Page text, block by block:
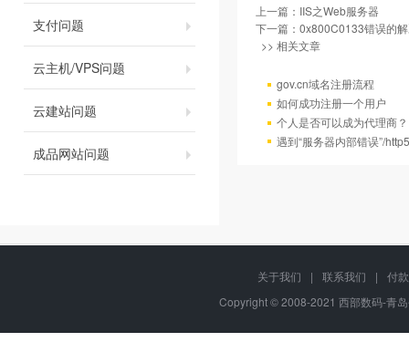
支付问题
云主机/VPS问题
云建站问题
成品网站问题
上一篇： IIS之Web服务器
下一篇： 0x800C0133错误的
>> 相关文章
gov.cn域名注册流程
如何成功注册一个用户
个人是否可以成为代理商？
遇到“服务器内部错误”/
关于我们 | 联系我们 |
付
Copyright © 2008-2021 西部数码-青